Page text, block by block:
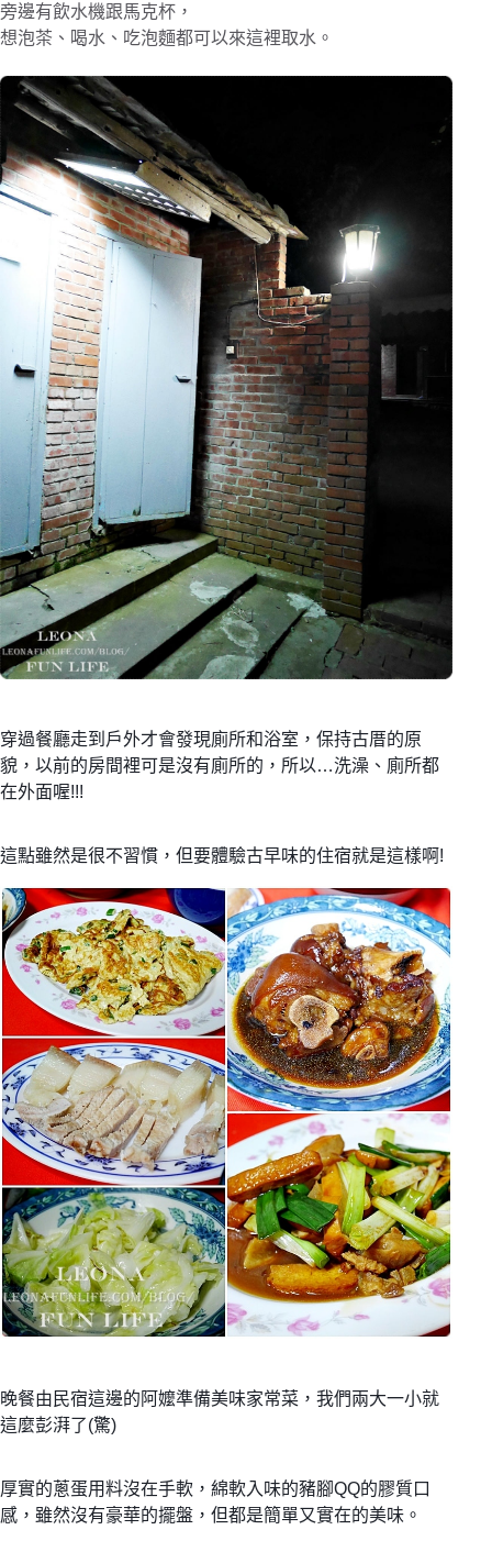
旁邊有飲水機跟馬克杯，
想泡茶、喝水、吃泡麵都可以來這裡取水。
穿過餐廳走到戶外才會發現廁所和浴室，保持古厝的原
貌， 以前的房間裡可是沒有廁所的， 所以…洗澡、廁所都
在外面喔!!!
這點雖然是很不習慣， 但要體驗古早味的住宿就是這樣啊!
晚餐由民宿這邊的阿嬤準備美味家常菜， 我們兩大一小就
這麼彭湃了(驚)
厚實的蔥蛋用料沒在手軟， 綿軟入味的豬腳QQ的膠質口
感， 雖然沒有豪華的擺盤， 但都是簡單又實在的美味。